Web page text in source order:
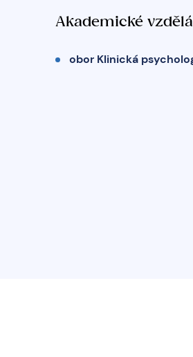
Akademické
obor Klinická